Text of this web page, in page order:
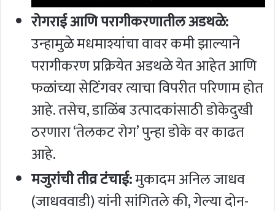
रोगराई आणि परागीकरणातील अडथळे:
उन्हामुळे मधमाश्यांचा वावर कमी झाल्याने
परागीकरण प्रक्रियेत अडथळे येत आहेत आणि
फळांच्या सेटिंगवर त्याचा विपरीत परिणाम होत
आहे. तसेच, डाळिंब उत्पादकांसाठी डोकेदुखी
ठरणारा ‘तेलकट रोग’ पुन्हा डोके वर काढत
आहे.
मजुरांची तीव्र टंचाई:मुकादम अनिल जाधव
(जाधववाडी) यांनी सांगितले की, गेल्या दोन-